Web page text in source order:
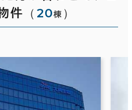
件
（ 20棟 ）